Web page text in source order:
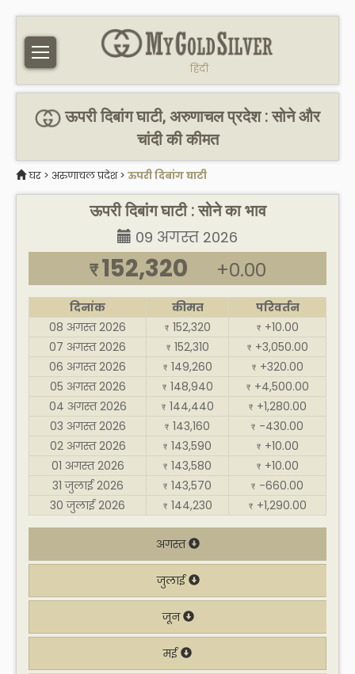
हिंदी
ऊपरी दिबांग घाटी, अरुणाचल प्रदेश : सोने और
चांदी की कीमत
घर > अरुणाचल प्रदेश> ऊपरी दिबांग घाटी
ऊपरी दिबांग घाटी : सोने का भाव
09 अगस्त 2026
₹ 152,320 +0.00
दिनांक कीमत
परिवर्तन
08 अगस्त 2026
₹ 152,320 ₹ +10.00
07 अगस्त 2026
₹ 152,310 ₹ +3,050.00
06 अगस्त 2026
₹ 149,260 ₹ +320.00
05 अगस्त 2026
₹ 148,940 ₹ +4,500.00
04 अगस्त 2026
₹ 144,440 ₹ +1,280.00
03 अगस्त 2026
₹ 143,160 ₹ -430.00
02 अगस्त 2026
₹ 143,590 ₹ +10.00
01 अगस्त 2026
₹ 143,580 ₹ +10.00
31 जुलाई 2026
₹ 143,570 ₹ -660.00
30 जुलाई 2026
₹ 144,230 ₹ +1,290.00
अगस्त
जुलाई
जून
मई